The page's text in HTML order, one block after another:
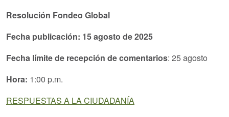
Resolución Fondeo Global
Fecha publicación: 15 agosto de 2025
Fecha límite de recepción de comentarios: 25 agosto
Hora: 1:00 p.m.
RESPUESTAS A LA CIUDADANÍA